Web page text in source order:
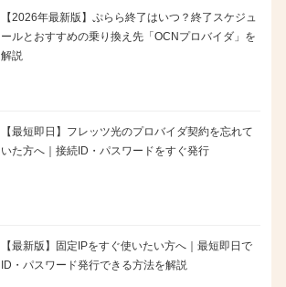
【2026年最新版】ぷらら終了はいつ？終了スケジュ
ールとおすすめの乗り換え先「OCNプロバイダ」を
解説
【最短即日】フレッツ光のプロバイダ契約を忘れて
いた方へ｜接続ID・パスワードをすぐ発行
【最新版】固定IPをすぐ使いたい方へ｜最短即日で
ID・パスワード発行できる方法を解説